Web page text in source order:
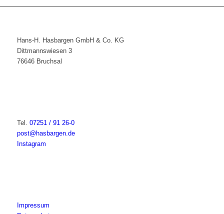
Hans-H. Hasbargen GmbH & Co. KG
Dittmannswiesen 3
76646 Bruchsal
Tel. 07251 / 91 26-0
post@hasbargen.de
Instagram
Impressum